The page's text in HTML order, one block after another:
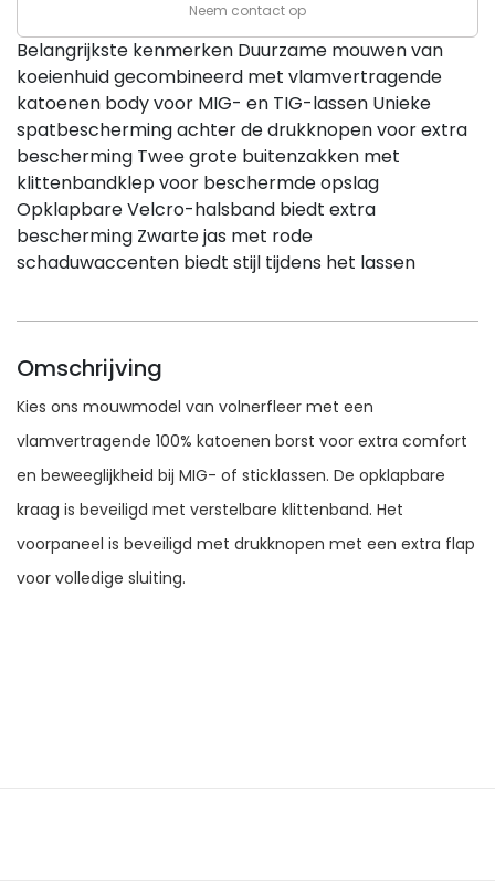
GRAIN
-
2XLARGE
aantal
Neem contact op
Belangrijkste kenmerken Duurzame mouwen van
koeienhuid gecombineerd met vlamvertragende
katoenen body voor MIG- en TIG-lassen Unieke
spatbescherming achter de drukknopen voor extra
bescherming Twee grote buitenzakken met
klittenbandklep voor beschermde opslag
Opklapbare Velcro-halsband biedt extra
bescherming Zwarte jas met rode
schaduwaccenten biedt stijl tijdens het lassen
Omschrijving
Kies ons mouwmodel van volnerfleer met een
vlamvertragende 100% katoenen borst voor extra comfort
en beweeglijkheid bij MIG- of sticklassen. De opklapbare
kraag is beveiligd met verstelbare klittenband. Het
voorpaneel is beveiligd met drukknopen met een extra flap
voor volledige sluiting.